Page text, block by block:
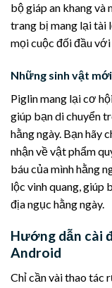
bộ giáp an khang và
trang bị mang lại tài
mọi cuộc đối đầu
Những sinh vật
Piglin mang lại cơ
giúp bạn di chuyển
hằng ngày. Bạn hãy
nhận về vật phẩm
báu của mình hằng
lộc vinh quang, giúp
địa ngục hằng ngày.
Hướng dẫn cài
Android
Chỉ cần vài thao tác